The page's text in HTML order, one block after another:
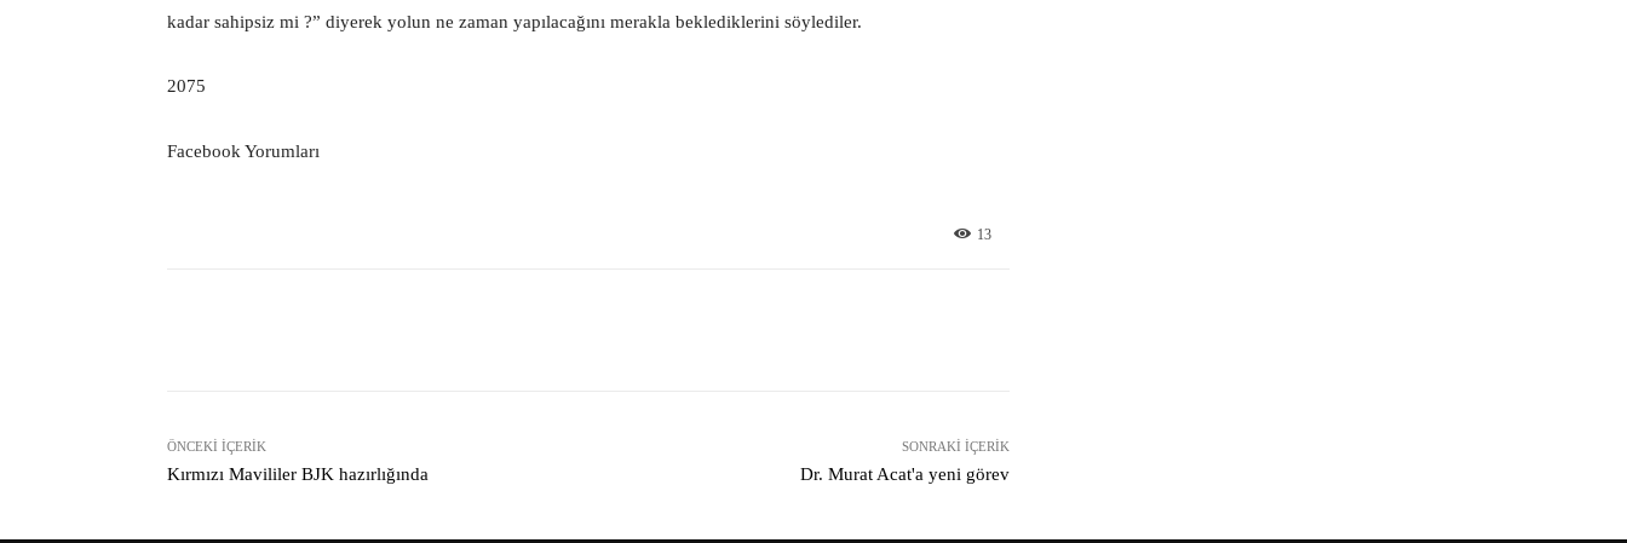
kadar sahipsiz mi ?” diyerek yolun ne zaman yapılacağını merakla beklediklerini söylediler.
2075
Facebook Yorumları
13
ÖNCEKI İÇERIK
Kırmızı Mavililer BJK hazırlığında
SONRAKI İÇERIK
Dr. Murat Acat'a yeni görev